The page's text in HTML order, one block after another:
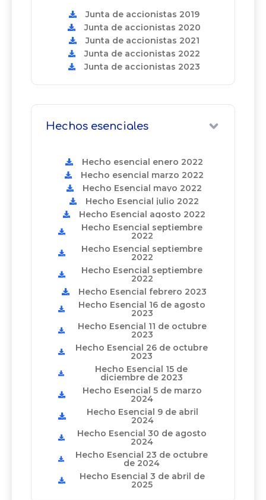
Junta de accionistas 2019
Junta de accionistas 2020
Junta de accionistas 2021
Junta de accionistas 2022
Junta de accionistas 2023
Hechos esenciales
Hecho esencial enero 2022
Hecho esencial marzo 2022
Hecho Esencial mayo 2022
Hecho Esencial julio 2022
Hecho Esencial agosto 2022
Hecho Esencial septiembre
2022
Hecho Esencial septiembre
2022
Hecho Esencial septiembre
2022
Hecho Esencial febrero 2023
Hecho Esencial 16 de agosto
2023
Hecho Esencial 11 de octubre
2023
Hecho Esencial 26 de octubre
2023
Hecho Esencial 15 de
diciembre de 2023
Hecho Esencial 5 de marzo
2024
Hecho Esencial 9 de abril
2024
Hecho Esencial 30 de agosto
2024
Hecho Esencial 23 de octubre
de 2024
Hecho Esencial 3 de abril de
2025